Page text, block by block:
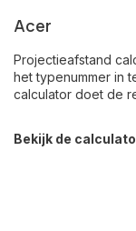
Acer
Projectieafstand
het typenummer in
calculator doet de
Bekijk de